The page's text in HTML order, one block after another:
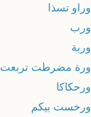
وراو تسذا
ورب
وربة
ورة مضرطت تربعت
ورحكاكا
ورخست بيكم